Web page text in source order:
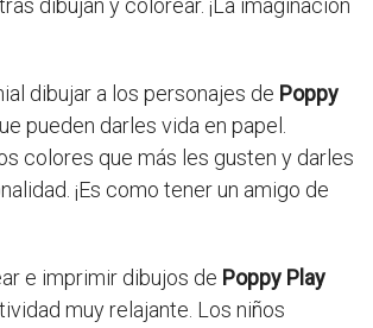
dibujan y colorear. ¡La imaginación
dibujar a los personajes de Poppy
pueden darles vida en papel.
colores que más les gusten y darles
¡Es como tener un amigo de
e imprimir dibujos de Poppy Play
muy relajante. Los niños